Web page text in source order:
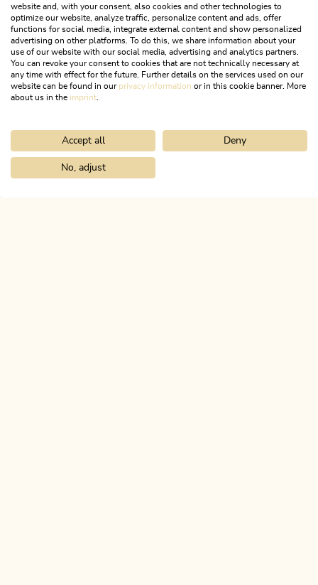
Diese Einwilligung umfasst auch die Möglichkeit der
Weitergabe der Aufnahmen an Dritte, soweit dies für die
touristische Werbung erforderlich ist. Eine Vergütung für die
Verwendung der Aufnahmen wird nicht gewährt. Sollten
einzelne Besucher:innen mit der Aufnahme oder Verwendung
ihrer Bilder nicht einverstanden sein, so bitten wir um einen
Shop
website and, with your consent, also cookies and other technologies to
optimize our website, analyze traffic, personalize content and ads, offer
functions for social media, integrate external content and show personalized
advertising on other platforms. To do this, we share information about your
use of our website with our social media, advertising and analytics partners.
You can revoke your consent to cookies that are not technically necessary at
any time with effect for the future. Further details on the services used on our
website can be found in our privacy information or in this cookie banner. More
about us in the imprint
Accept all Deny
No, adjust